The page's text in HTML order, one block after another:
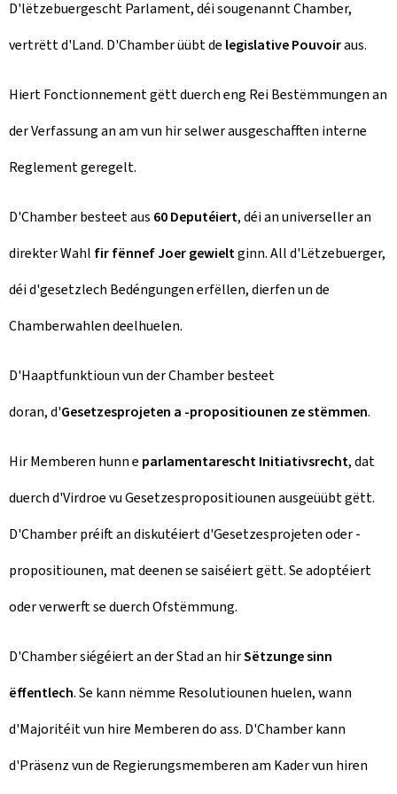
D'lëtzebuergescht Parlament, déi sougenannt Chamber,
vertrëtt d'Land. D'Chamber üübt de legislative Pouvoiraus.
Hiert Fonctionnement gëtt duerch eng Rei Bestëmmungen an
der Verfassung an am vun hir selwer ausgeschafften interne
Reglement geregelt.
D'Chamber besteet aus 60 Deputéiert, déi an universeller an
direkter Wahl fir fënnef Joer gewieltginn. All d'Lëtzebuerger,
déi d'gesetzlech Bedéngungen erfëllen, dierfen un de
Chamberwahlen deelhuelen.
D'Haaptfunktioun vun der Chamber besteet
doran, d'Gesetzesprojeten a -propositiounen ze stëmmen.
Hir Memberen hunn e parlamentarescht Initiativsrecht, dat
duerch d'Virdroe vu Gesetzespropositiounen ausgeüübt gëtt.
D'Chamber préift an diskutéiert d'Gesetzesprojeten oder -
propositiounen, mat deenen se saiséiert gëtt. Se adoptéiert
oder verwerft se duerch Ofstëmmung.
D'Chamber siégéiert an der Stad an hirSëtzunge sinn
ëffentlech. Se kann nëmme Resolutiounen huelen, wann
d'Majoritéit vun hire Memberen do ass. D'Chamber kann
d'Präsenz vun de Regierungsmemberen am Kader vun hiren